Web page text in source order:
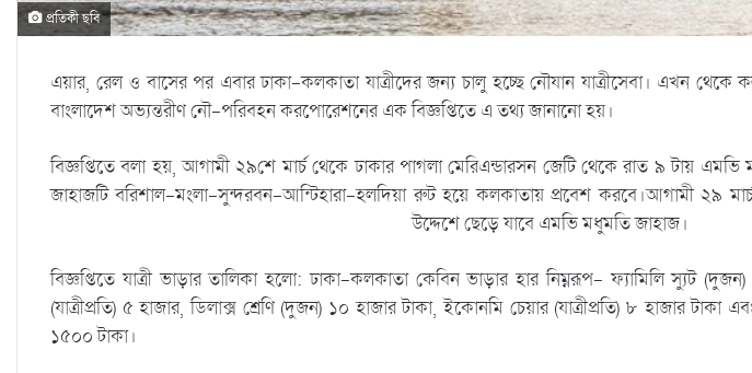
প্রতিকী ছবি
এয়ার, রেল ও বাসের পর এবার ঢাকা-কলকাতা যাত্রীদের জন্য চালু হচ্ছে নৌযান যাত্রীসেবা। এখন থেকে
বাংলাদেশ অভ্যন্তরীণ নৌ-পরিবহন করপোরেশনের এক বিজ্ঞপ্তিতে এ তথ্য জানানো হয়।
বিজ্ঞপ্তিতে বলা হয়, আগামী ২৯শে মার্চ থেকে ঢাকার পাগলা মেরিএন্ডারসন জেটি থেকে রাত ৯ টায় এমভি
জাহাজটি বরিশাল-মংলা-সুন্দরবন-আন্টিহারা-হলদিয়া রুট হয়ে কলকাতায় প্রবেশ করবে।আগামী ২৯
উদ্দেশে ছেড়ে যাবে এমভি মধুমতি জাহাজ।
বিজ্ঞপ্তিতে যাত্রী ভাড়ার তালিকা হলো: ঢাকা-কলকাতা কেবিন ভাড়ার হার নিম্নরূপ- ফ্যামিলি স্যুট (দুজন)
(যাত্রীপ্রতি) ৫ হাজার, ডিলাক্স শ্রেণি (দুজন) ১০ হাজার টাকা, ইকোনমি চেয়ার (যাত্রীপ্রতি) ৮ হাজার টাকা
১৫০০ টাকা।